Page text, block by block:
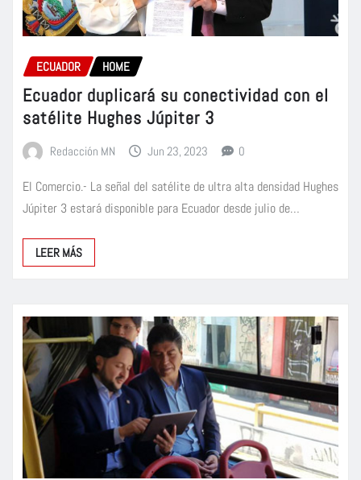
ECUADOR HOME
Ecuador duplicará su conectividad con el
satélite Hughes Júpiter 3
Redacción MN Jun 23, 2023 0
El Comercio.- La señal del satélite de ultra alta densidad Hughes
Júpiter 3 estará disponible para Ecuador desde julio de…
LEER MÁS